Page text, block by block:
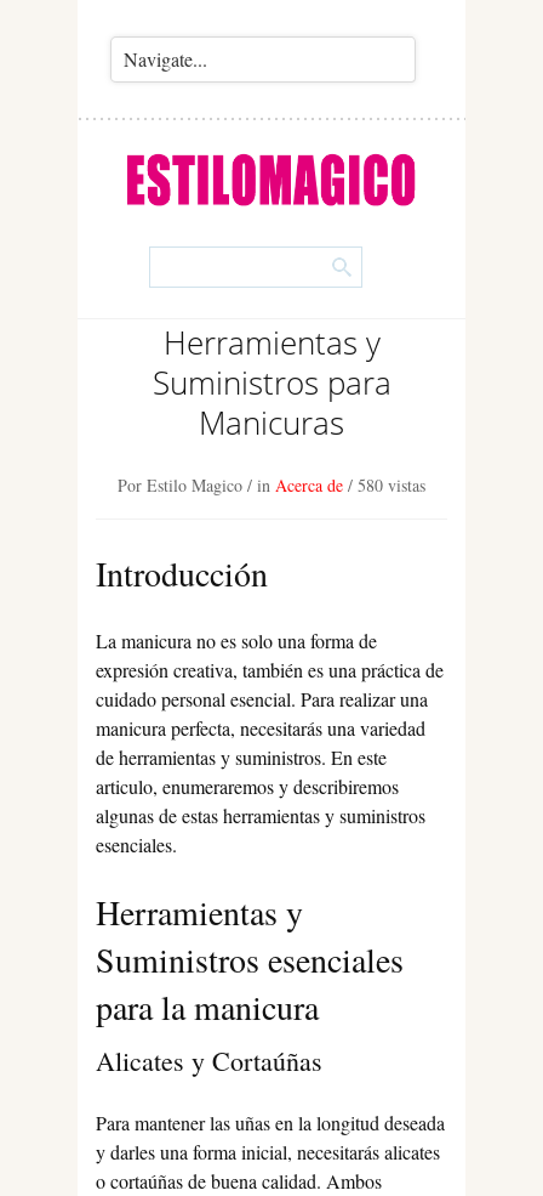
Herramientas y
Suministros para
Manicuras
Por Estilo Magico / in Acerca de / 580 vistas
Introducción
La manicura no es solo una forma de
expresión creativa, también es una práctica de
cuidado personal esencial. Para realizar una
manicura perfecta, necesitarás una variedad
de herramientas y suministros. En este
articulo, enumeraremos y describiremos
algunas de estas herramientas y suministros
esenciales.
Herramientas y
Suministros esenciales
para la manicura
Alicates y Cortaúñas
Para mantener las uñas en la longitud deseada
y darles una forma inicial, necesitarás alicates
o cortaúñas de buena calidad. Ambos